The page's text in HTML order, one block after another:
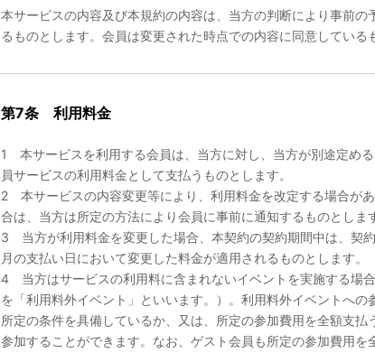
本サービスの内容及び本規約の内容は、当方の判断により事前の
るものとします。会員は変更された時点での内容に同意している
第7条 利用料金
1 本サービスを利用する会員は、当方に対し、当方が別途定め
員サービスの利用料金として支払うものとします。
2 本サービスの内容変更等により、利用料金を改定する場合が
合は、当方は所定の方法により会員に事前に通知するものとしま
3 当方が利用料金を変更した場合、本契約の契約期間中は、契
月の支払い日において変更した料金が適用されるものとします。
4 当方はサービスの利用料に含まれないイベントを実施する場
を「利用料外イベント」といいます。）。利用料外イベントへの
所定の条件を具備しているか、又は、所定の参加費用を全額支払
参加することができます。なお、ゲスト会員も所定の参加費用